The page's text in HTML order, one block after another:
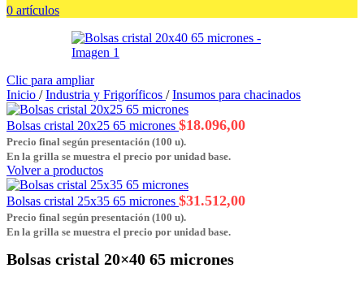
0 artículos
Clic para ampliar
Inicio / Industria y Frigoríficos / Insumos para chacinados
Bolsas cristal 20x25 65 micrones $18.096,00
Precio final según presentación (100 u).
En la grilla se muestra el precio por unidad base.
Volver a productos
Bolsas cristal 25x35 65 micrones $31.512,00
Precio final según presentación (100 u).
En la grilla se muestra el precio por unidad base.
Bolsas cristal 20×40 65 micrones